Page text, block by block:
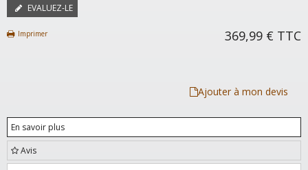
EVALUEZ-LE
Imprimer 369,99 € TTC
Ajouter à mon devis
En savoir plus
Avis